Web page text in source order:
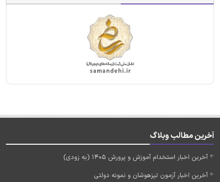
آخرین مطالب وبلاگ
آخرین اخبار استخدام آموزش و پرورش 1405 (به زودی)
آخرین اخبار آزمون تیزهوشان و نمونه دولتی